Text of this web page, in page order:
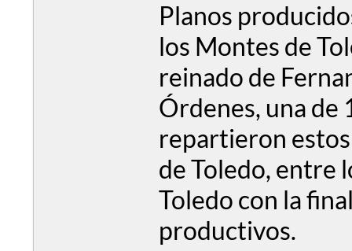
Planos
los Montes de
reinado de
Órdenes, una de
repartieron
de Toledo, entre
Toledo con la
productivos.